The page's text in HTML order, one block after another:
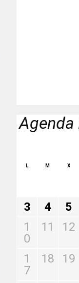
Agenda
L M X
3
4 5
1
0
11 12
1
7
18 19